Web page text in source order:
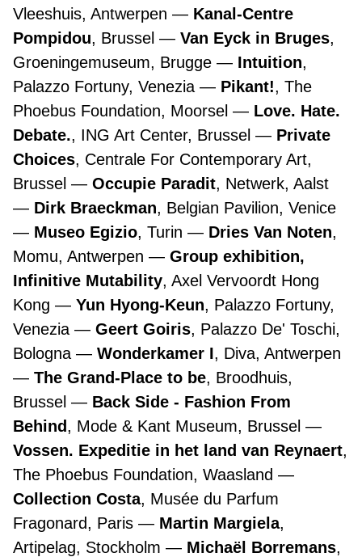
Vleeshuis, Antwerpen
Kanal-Centre
Pompidou, Brussel Van Eyck in Bruges,
Groeningemuseum, Brugge
Intuition,
Palazzo Fortuny, Venezia
Pikant!, The
Phoebus Foundation, Moorsel
Love. Hate.
Debate., ING Art Center, Brussel
Private
Choices, Centrale For Contemporary Art,
Brussel
Occupie Paradit, Netwerk, Aalst
Dirk Braeckman, Belgian Pavilion, Venice
Museo Egizio, Turin Dries Van Noten,
Momu, Antwerpen
Group exhibition,
Infinitive Mutability, Axel Vervoordt Hong
Kong
Yun Hyong-Keun, Palazzo Fortuny,
Venezia
Geert Goiris, Palazzo De' Toschi,
Bologna
Wonderkamer I, Diva, Antwerpen
The Grand-Place to be, Broodhuis,
Brussel
Back Side - Fashion From
Behind, Mode & Kant Museum, Brussel
Vossen. Expeditie in het land van Reynaert,
The Phoebus Foundation, Waasland
Collection Costa, Musée du Parfum
Fragonard, Paris
Martin Margiela,
Artipelag, Stockholm
Michaël Borremans,